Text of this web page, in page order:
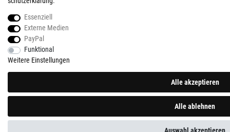
Essenziell
Externe Medien
PayPal
Funktional
Weitere Einstellungen
Alle akzeptieren
Alle ablehnen
Auswahl akzeptieren